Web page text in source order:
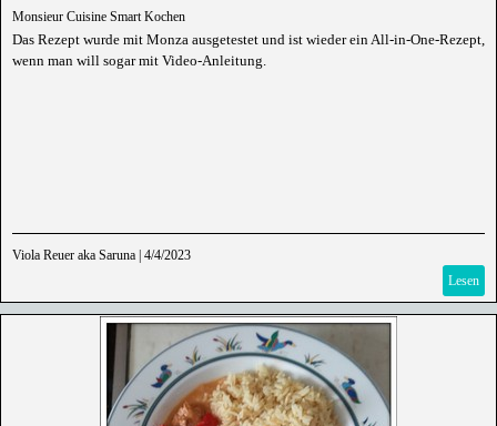
Monsieur Cuisine Smart Kochen
Das Rezept wurde mit Monza ausgetestet und ist wieder ein All-in-One-Rezept,
wenn man will sogar mit Video-Anleitung.
Viola Reuer aka Saruna 4/4/2023
Lesen